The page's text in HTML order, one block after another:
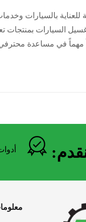
بالسيارات
مهماً في مساعدة